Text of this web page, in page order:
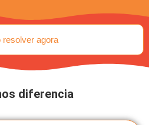
resolver agora
diferencia